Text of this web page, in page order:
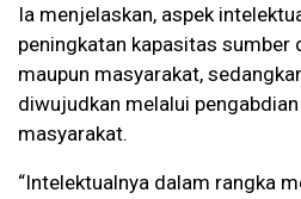
Ia menjelaskan, aspek
peningkatan kapasitas sumber
maupun masyarakat,
diwujudkan melalui
masyarakat.
“Intelektualnya dalam rangka